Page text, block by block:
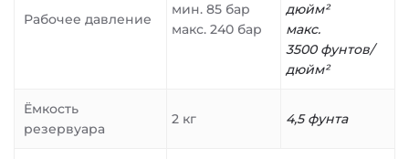
Рабочее давление
мин. 85 бар
макс. 240 бар
дюйм²
макс.
3500 фунтов/
дюйм²
Ёмкость
резервуара
2 кг 4,5 фунта